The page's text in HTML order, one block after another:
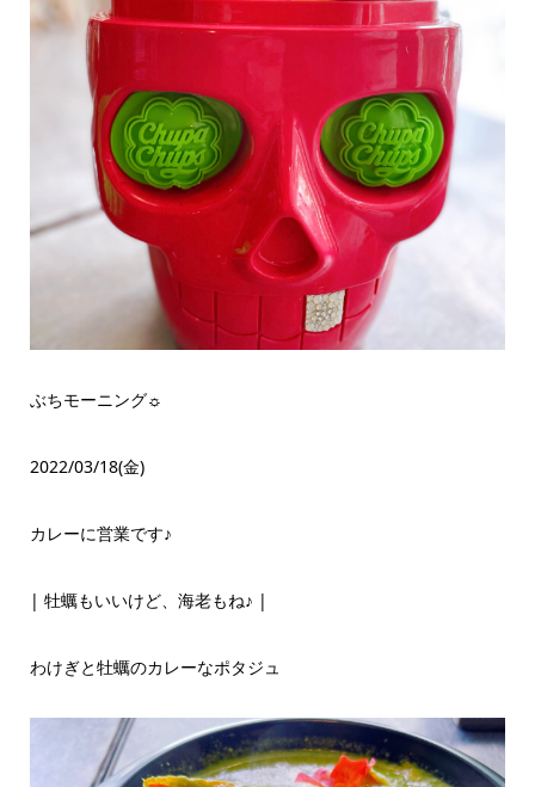
ぶちモーニング☼
2022/03/18(金)
カレーに営業です♪
| 牡蠣もいいけど、海老もね♪ |
わけぎと牡蠣のカレーなポタジュ